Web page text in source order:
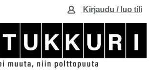
Kirjaudu / luo tili